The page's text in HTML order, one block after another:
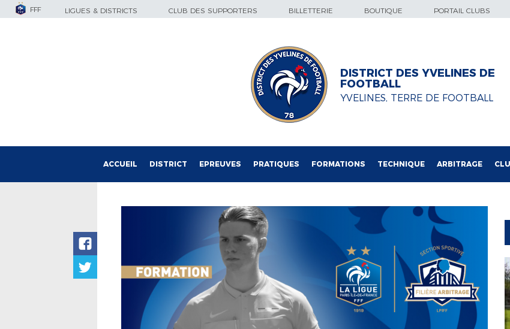
FFF LIGUES & DISTRICTS CLUB DES SUPPORTERS BILLETTERIE BOUTIQUE PORTAIL CLUBS
DISTRICT DES YVELINES DE
FOOTBALL
YVELINES, TERRE DE FOOTBALL
ACCUEIL DISTRICT EPREUVES PRATIQUES FORMATIONS TECHNIQUE ARBITRAGE